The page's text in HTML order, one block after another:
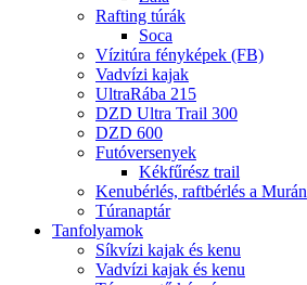
Rafting túrák
Soca
Vízitúra fényképek (FB)
Vadvízi kajak
UltraRába 215
DZD Ultra Trail 300
DZD 600
Futóversenyek
Kékfűrész trail
Kenubérlés, raftbérlés a Murán
Túranaptár
Tanfolyamok
Síkvízi kajak és kenu
Vadvízi kajak és kenu